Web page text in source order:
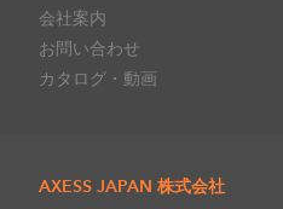
会社案内
お問い合わせ
カタログ・動画
AXESS JAPAN 株式会社